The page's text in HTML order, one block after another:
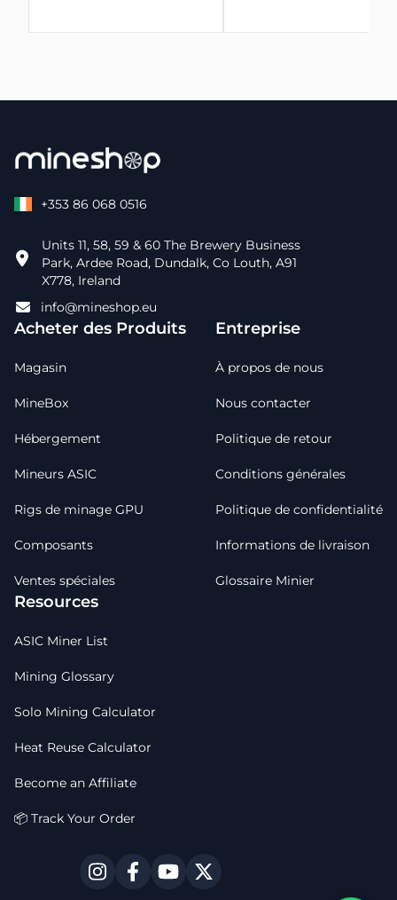
+353 86 068 0516
Units 11, 58, 59 & 60 The Brewery Business
Park, Ardee Road, Dundalk, Co Louth, A91
X778, Ireland
info@mineshop.eu
Acheter des Produits
Magasin
MineBox
Hébergement
Mineurs ASIC
Rigs de minage GPU
Composants
Ventes spéciales
Entreprise
À propos de nous
Nous contacter
Politique de retour
Conditions générales
Politique de confidentialité
Informations de livraison
Glossaire Minier
Resources
ASIC Miner List
Mining Glossary
Solo Mining Calculator
Heat Reuse Calculator
Become an Affiliate
📦 Track Your Order